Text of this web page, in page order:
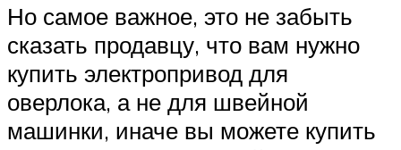
Но самое важное, это не забыть
сказать продавцу, что вам нужно
купить электропривод для
оверлока, а не для швейной
машинки, иначе вы можете купить